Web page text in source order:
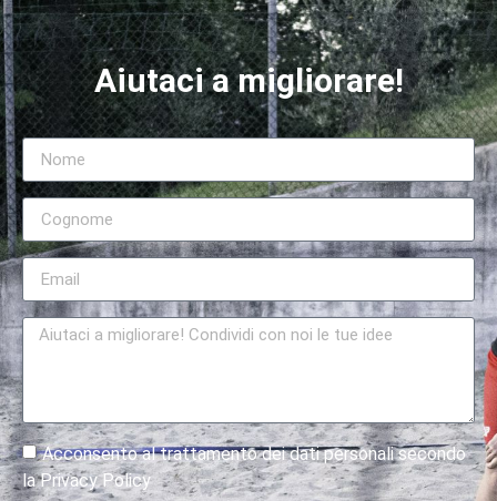
Aiutaci a migliorare!
Acconsento al trattamento dei dati personali secondo
la Privacy Policy